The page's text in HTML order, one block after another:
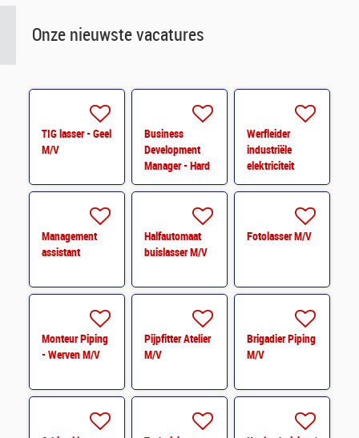
Onze nieuwste vacatures
TIG lasser - Geel
M/V
Business
Development
Manager - Hard
Facility
Werfleider
industriële
elektriciteit
Management
assistant
Halfautomaat
buislasser M/V
Fotolasser M/V
Monteur Piping
- Werven M/V
Pijpfitter Atelier
M/V
Brigadier Piping
M/V